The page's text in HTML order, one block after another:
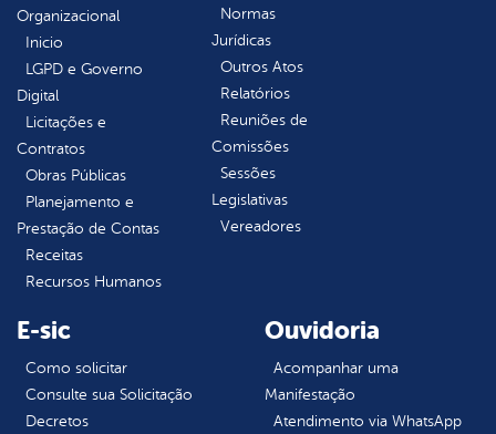
Organizacional
Inicio
LGPD e Governo
Digital
Licitações e
Contratos
Obras Públicas
Planejamento e
Prestação de Contas
Receitas
Recursos Humanos
Normas
Jurídicas
Outros Atos
Relatórios
Reuniões de
Comissões
Sessões
Legislativas
Vereadores
E-sic
Como solicitar
Consulte sua Solicitação
Decretos
Ouvidoria
Acompanhar uma
Manifestação
Atendimento via WhatsApp